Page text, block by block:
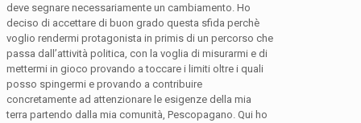
deve segnare necessariamente un cambiamento. Ho
deciso di accettare di buon grado questa sfida perchè
voglio rendermi protagonista in primis di un percorso che
passa dall’attività politica, con la voglia di misurarmi e di
mettermi in gioco provando a toccare i limiti oltre i quali
posso spingermi e provando a contribuire
concretamente ad attenzionare le esigenze della mia
terra partendo dalla mia comunità, Pescopagano. Qui ho